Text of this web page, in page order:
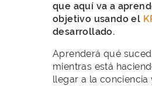
que aquí va a
objetivo usando el
desarrollado.
Aprenderá qué
mientras está
llegar a la conciencia